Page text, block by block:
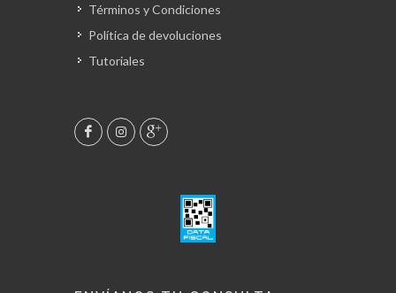
Términos y Condiciones
Política de devoluciones
Tutoriales